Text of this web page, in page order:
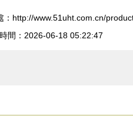
：http://www.51uht.com.cn/
間：2026-06-18 05:22:47